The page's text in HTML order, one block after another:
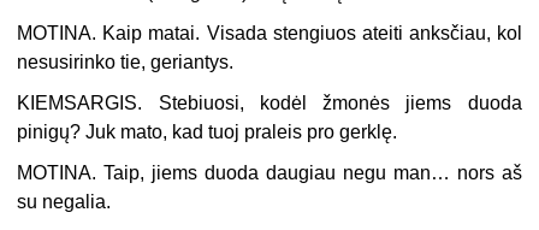
MOTINA. Kaip matai. Visada stengiuos ateiti anksčiau, kol
nesusirinko tie, geriantys.
KIEMSARGIS.
Stebiuosi, kodėl žmonės jiems duoda
pinigų? Juk mato, kad tuoj praleis pro gerklę.
MOTINA.Taip, jiems duoda daugiau negu man… nors aš
su negalia.